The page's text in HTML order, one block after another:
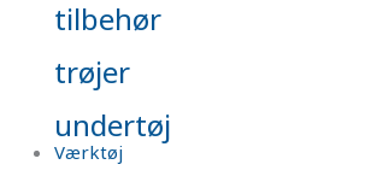
tilbehør
trøjer
undertøj
Værktøj